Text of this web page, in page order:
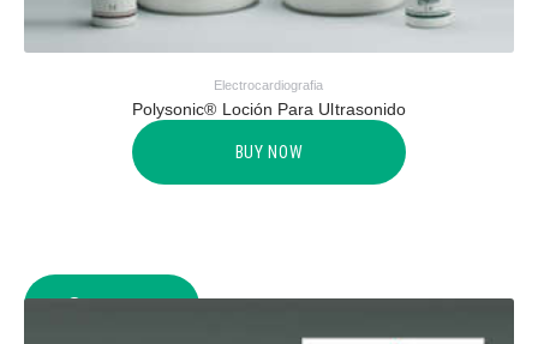
Electrocardiografia
Polysonic® Loción Para Ultrasonido
BUY NOW